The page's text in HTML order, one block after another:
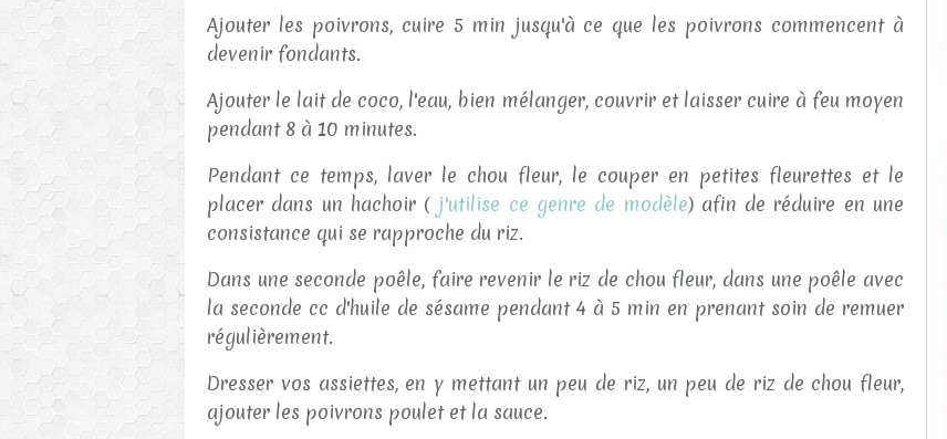
Ajouter les poivrons, cuire 5 min jusqu'à ce que les poivrons commencent à
devenir fondants.
Ajouter le lait de coco, l'eau, bien mélanger, couvrir et laisser cuire à feu moyen
pendant 8 à 10 minutes.
Pendant ce temps, laver le chou fleur, le couper en petites fleurettes et le
placer dans un hachoir ( j'utilise ce genre de modèle) afin de réduire en une
consistance qui se rapproche du riz.
Dans une seconde poêle, faire revenir le riz de chou fleur, dans une poêle avec
la seconde cc d'huile de sésame pendant 4 à 5 min en prenant soin de remuer
régulièrement.
Dresser vos assiettes, en y mettant un peu de riz, un peu de riz de chou fleur,
ajouter les poivrons poulet et la sauce.